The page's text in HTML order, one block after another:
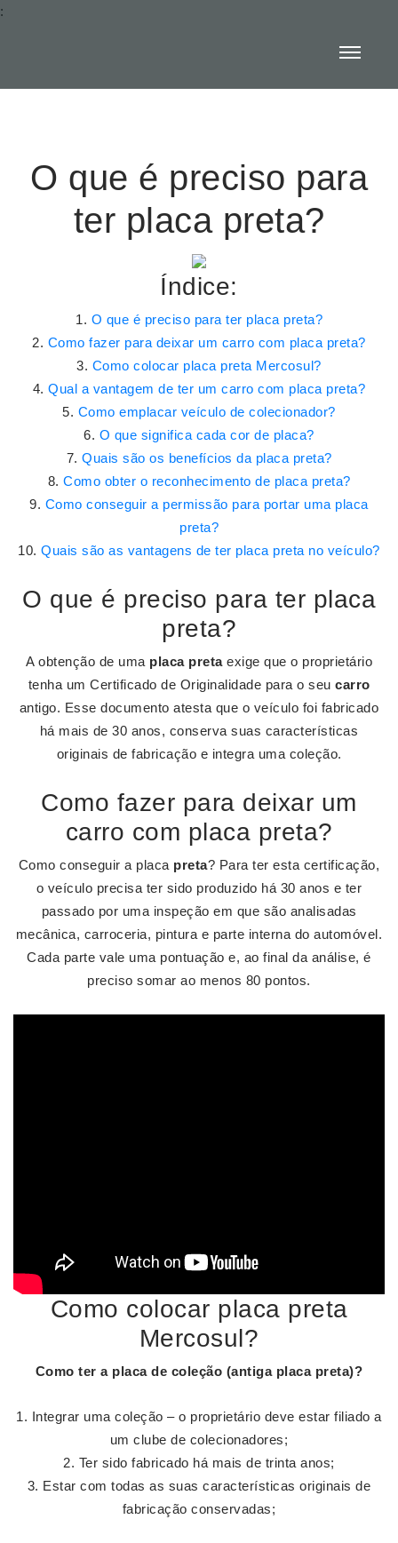
:
O que é preciso para
ter placa preta?
Índice:
O que é preciso para ter placa preta?
Como fazer para deixar um carro com placa preta?
Como colocar placa preta Mercosul?
Qual a vantagem de ter um carro com placa preta?
Como emplacar veículo de colecionador?
O que significa cada cor de placa?
Quais são os benefícios da placa preta?
Como obter o reconhecimento de placa preta?
Como conseguir a permissão para portar uma placa
preta?
Quais são as vantagens de ter placa preta no veículo?
O que é preciso para ter placa
preta?
A obtenção de uma placa pretaexige que o proprietário
tenha um Certificado de Originalidade para o seu carro
antigo. Esse documento atesta que o veículo foi fabricado
há mais de 30 anos, conserva suas características
originais de fabricação e integra uma coleção.
Como fazer para deixar um
carro com placa preta?
Como conseguir a placa preta? Para ter esta certificação,
o veículo precisa ter sido produzido há 30 anos e ter
passado por uma inspeção em que são analisadas
mecânica, carroceria, pintura e parte interna do automóvel.
Cada parte vale uma pontuação e, ao final da análise, é
preciso somar ao menos 80 pontos.
Como colocar placa preta
Mercosul?
Como ter a placade coleção (antiga placa preta)?
Integrar uma coleção – o proprietário deve estar filiado a
um clube de colecionadores;
Ter sido fabricado há mais de trinta anos;
Estar com todas as suas características originais de
fabricação conservadas;